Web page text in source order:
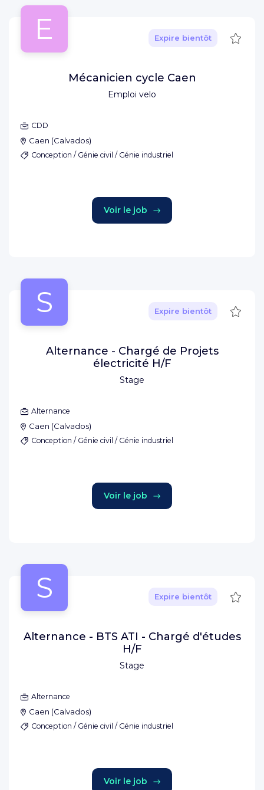
E
Emploi velo
Expire bientôt
Mécanicien cycle Caen
CDD
Caen (Calvados)
Conception / Génie civil / Génie industriel
Voir le job
S
Stage
Expire bientôt
Alternance - Chargé de Projets
électricité H/F
Alternance
Caen (Calvados)
Conception / Génie civil / Génie industriel
Voir le job
S
Stage
Expire bientôt
Alternance - BTS ATI - Chargé d'études
H/F
Alternance
Caen (Calvados)
Conception / Génie civil / Génie industriel
Voir le job